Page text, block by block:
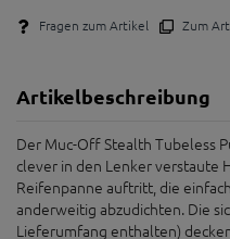
Fragen zum Artikel Zum
Artikelbeschreibung
Der Muc-Off Stealth Tubeless
clever in den Lenker verstaute
Reifenpanne auftritt, die
anderweitig abzudichten. Die
Lieferumfang enthalten)